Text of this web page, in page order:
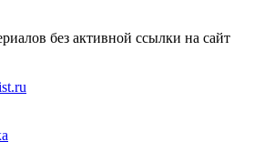
без активной ссылки на сайт